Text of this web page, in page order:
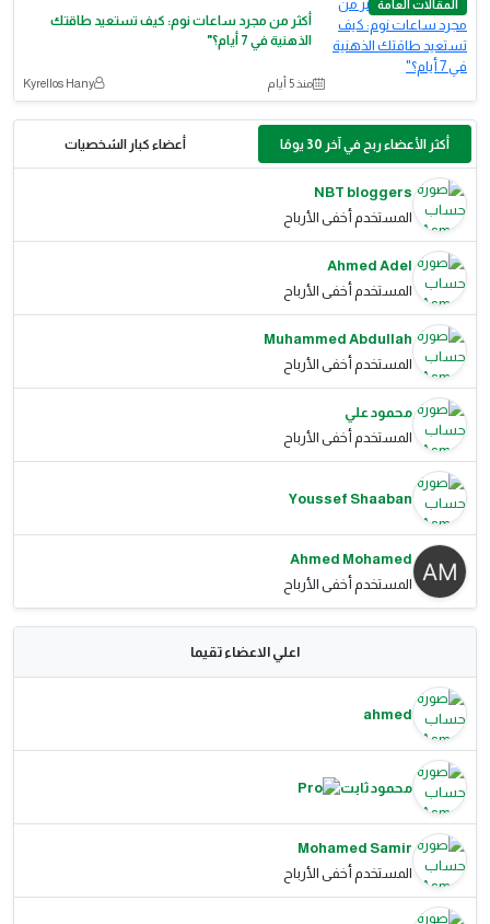
المقالات العامة
أكثر من مجرد ساعات نوم: كيف تستعيد طاقتك
الذهنية في 7 أيام؟"
منذ 5 أيام Kyrellos Hany
أكثر الأعضاء ربح في آخر 30 يومًا أعضاء كبار الشخصيات
NBT bloggers
المستخدم أخفى الأرباح
Ahmed Adel
المستخدم أخفى الأرباح
Muhammed Abdullah
المستخدم أخفى الأرباح
محمود علي
المستخدم أخفى الأرباح
Youssef Shaaban
Ahmed Mohamed
المستخدم أخفى الأرباح
اعلي الاعضاء تقيما
ahmed
محمود ثابت
Mohamed Samir
المستخدم أخفى الأرباح